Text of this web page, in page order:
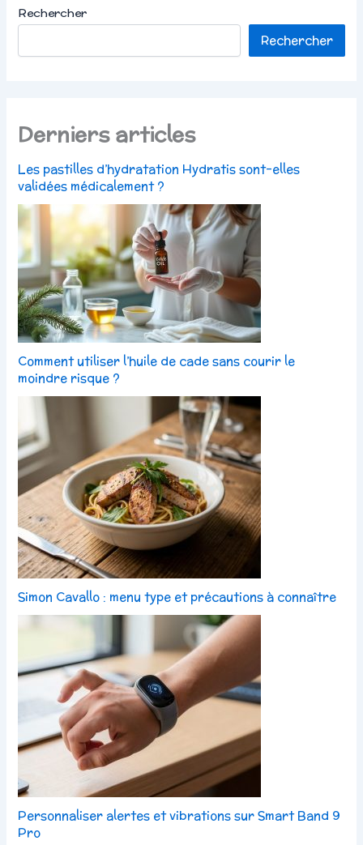
Rechercher
Rechercher
Derniers articles
Les pastilles d’hydratation Hydratis sont-elles
validées médicalement ?
Comment utiliser l’huile de cade sans courir le
moindre risque ?
Simon Cavallo : menu type et précautions à connaître
Personnaliser alertes et vibrations sur Smart Band 9
Pro